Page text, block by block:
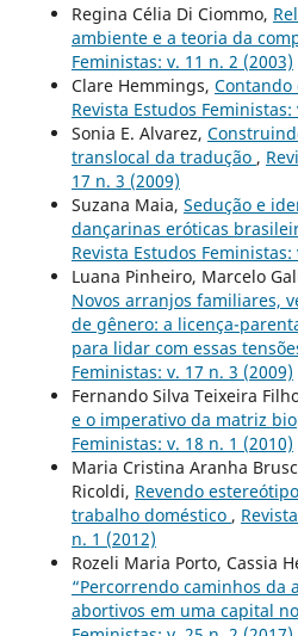
Regina Célia Di Ciommo,
ambiente e a teoria da
Feministas: v. 11 n. 2 (2003)
Clare Hemmings,
Revista Estudos Feministas:
Sonia E. Alvarez,
translocal da tradução ,
17 n. 3 (2009)
Suzana Maia, Sedução e
dançarinas eróticas
Revista Estudos Feministas:
Luana Pinheiro, Marcelo
Novos arranjos familiares,
de gênero: a licença-
para lidar com essas
Feministas: v. 17 n. 3 (2009)
Fernando Silva Teixeira
e o imperativo da matriz
Feministas: v. 18 n. 1 (2010)
Maria Cristina Aranha
Ricoldi, Revendo
trabalho doméstico ,
n. 1 (2012)
Rozeli Maria Porto, Cassia
“Percorrendo caminhos da
abortivos em uma capital